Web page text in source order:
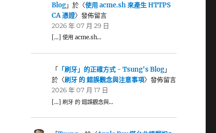
Blog」於〈使用 acme.sh 來產生 HTTPS
CA 憑證〉發佈留言
2026 年 07 月 29 日
[…] 使用 acme.sh…
「 「刷牙」的正確方式 - Tsung's Blog」
於〈刷牙 的 錯誤觀念與注意事項〉發佈留言
2026 年 07 月 17 日
[…] 刷牙 的 錯誤觀念與…